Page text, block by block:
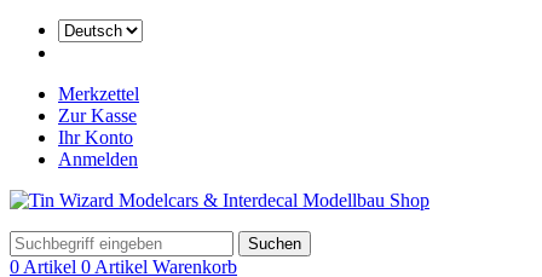
Merkzettel
Zur Kasse
Ihr Konto
Anmelden
Suchen
0 Artikel 0 Artikel Warenkorb